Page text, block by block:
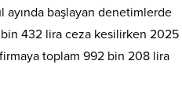
ayında başlayan denetimlerde
432 lira ceza kesilirken 2025
toplam 992 bin 208 lira